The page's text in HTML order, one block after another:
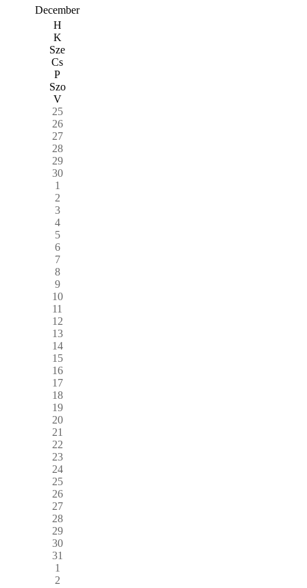
December
H
K
Sze
Cs
P
Szo
V
25
26
27
28
29
30
1
2
3
4
5
6
7
8
9
10
11
12
13
14
15
16
17
18
19
20
21
22
23
24
25
26
27
28
29
30
31
1
2